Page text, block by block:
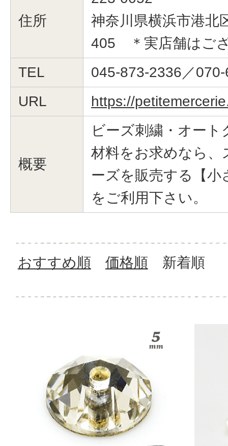
住所
神奈川県横浜市港北
405 ＊実店舗はご
TEL
045-873-2336／
URL
https://
概要
ビーズ刺繍・オー
材料をお求めなら
ーズを販売する【小
をご利用下さい。
おすすめ順 価格順 新着順